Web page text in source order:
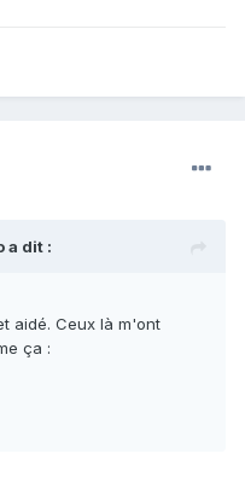
a dit :
aidé. Ceux là m'ont
ça :